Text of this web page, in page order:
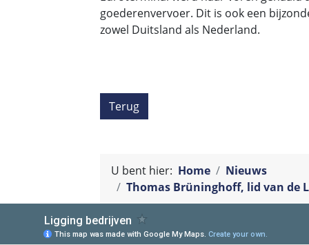
goederenvervoer. Dit is ook een
zowel Duitsland als Nederland.
Terug
U bent hier: Home
Nieuws
Thomas Brüninghoff, lid van de